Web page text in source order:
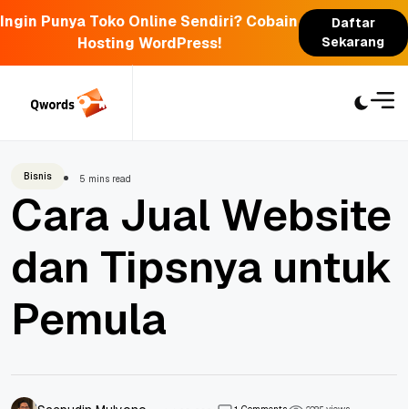
Ingin Punya Toko Online Sendiri? Cobain
Hosting WordPress!
Daftar
Sekarang
Bisnis 5 mins read
Cara Jual Website
dan Tipsnya untuk
Pemula